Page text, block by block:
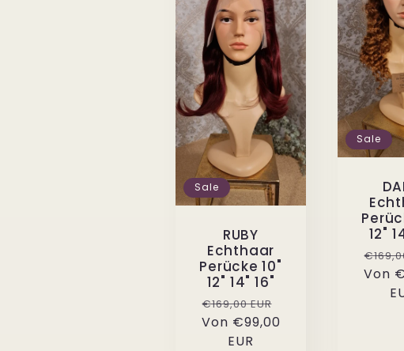
Sale
RUBY
Echthaar
Perücke 10"
12" 14" 16"
Normaler
Preis
€169,00 EURVerkaufspreis
Von €99,00
EUR
Sale
12"
Preis
Von